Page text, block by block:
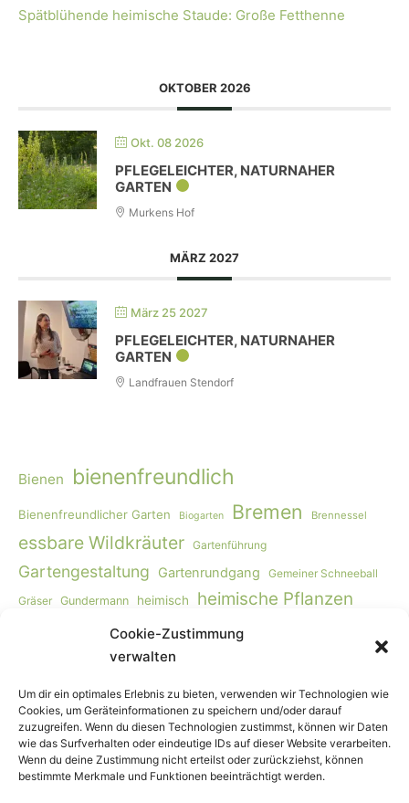
Cookie-Zustimmung
verwalten
Um dir ein optimales Erlebnis zu bieten, verwenden wir Technologien wie
Cookies, um Geräteinformationen zu speichern und/oder darauf
zuzugreifen. Wenn du diesen Technologien zustimmst, können wir Daten
wie das Surfverhalten oder eindeutige IDs auf dieser Website verarbeiten.
Wenn du deine Zustimmung nicht erteilst oder zurückziehst, können
bestimmte Merkmale und Funktionen beeinträchtigt werden.
Spätblühende heimische Staude: Große Fetthenne
OKTOBER 2026
Okt. 08 2026
PFLEGELEICHTER, NATURNAHER
GARTEN
Murkens Hof
MÄRZ 2027
März 25 2027
PFLEGELEICHTER, NATURNAHER
GARTEN
Landfrauen Stendorf
Bienen bienenfreundlich
Bienenfreundlicher Garten Biogarten Bremen Brennessel
essbare Wildkräuter Gartenführung
Gartengestaltung Gartenrundgang
Gemeiner Schneeball
Gräser Gundermann heimisch heimische Pflanzen
heimischePflanzen heimische Stauden
heimischeStauden heimische Sträucher
insektenfreundlich
Insektenfreundlicher Garten Kräuterführung
Kräuterkurs Kräuterwanderung Lilienthal Löwenzahn